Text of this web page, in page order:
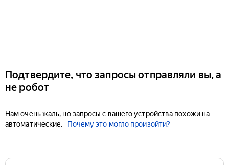
Подтвердите, что запросы отправляли вы, а
не робот
Нам очень жаль, но запросы с вашего устройства похожи на
автоматические.
Почему это могло произойти?